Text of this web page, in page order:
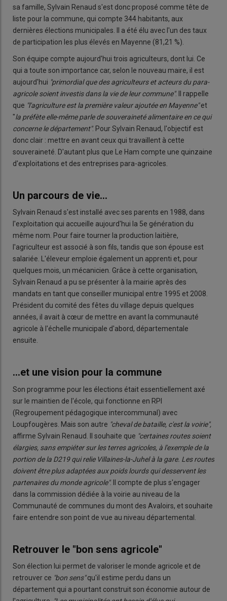
sa famille, Sylvain Renaud s'est donc proposé comme tête de
liste pour la commune, qui compte 344 habitants, aux
dernières élections municipales. Il a été élu avec l'un des taux
de participation les plus élevés en Mayenne (81,21 %).
Son équipe compte aujourd'hui trois agriculteurs, dont lui. Ce
qui a toute son importance car, selon le nouveau maire, il est
aujourd'hui "primordial que des agriculteurs et acteurs du para-
agricole soient investis dans la vie de leur commune". Il rappelle
que "l'agriculture est la première valeur ajoutée en Mayenne"et
"la préfète elle-même parle de souveraineté alimentaire en ce qui
concerne le département". Pour Sylvain Renaud, l'objectif est
donc clair : mettre en avant ceux qui travaillent à cette
souveraineté. D'autant plus que Le Ham compte une quinzaine
d'exploitations et des entreprises para-agricoles.
Un parcours de vie...
Sylvain Renaud s'est installé avec ses parents en 1988, dans
l'exploitation qui accueille aujourd'hui la 5e génération du
même nom. Pour faire tourner la production laitière,
l'agriculteur est associé à son fils, tandis que son épouse est
salariée. L'éleveur emploie également un apprenti et, pour
quelques mois, un mécanicien. Grâce à cette organisation,
Sylvain Renaud a pu se présenter à la mairie après des
mandats en tant que conseiller municipal entre 1995 et 2008.
Président du comité des fêtes du village depuis quelques
années, il avait à cœur de mettre en avant la communauté
agricole à l'échelle municipale d'abord, départementale
ensuite.
...et une vision pour la commune
Son programme pour les élections était essentiellement axé
sur le maintien de l'école, qui fonctionne en RPI
(Regroupement pédagogique intercommunal) avec
Loupfougères. Mais son autre "cheval de bataille, c'est la voirie",
affirme Sylvain Renaud. Il souhaite que "certaines routes soient
élargies, sans empiéter sur les terres agricoles, à l'exemple de la
portion de la D219 qui relie Villaines-la-Juhel à la gare. Les routes
doivent être plus adaptées aux poids lourds qui desservent les
partenaires du monde agricole". Il compte de plus s'engager
dans la commission dédiée à la voirie au niveau de la
Communauté de communes du mont des Avaloirs, et souhaite
faire entendre son point de vue au niveau départemental.
Retrouver le "bon sens agricole"
Son élection lui permet de valoriser le monde agricole et de
retrouver ce "bon sens"qu'il estime perdu dans un
département qui a pourtant construit son économie autour de